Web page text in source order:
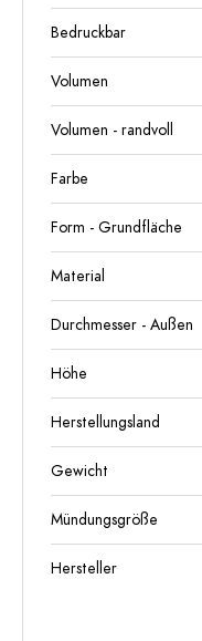
Bedruckbar
Volumen
Volumen - randvoll
Farbe
Form - Grundfläche
Material
Durchmesser - Außen
Höhe
Herstellungsland
Gewicht
Mündungsgröße
Hersteller